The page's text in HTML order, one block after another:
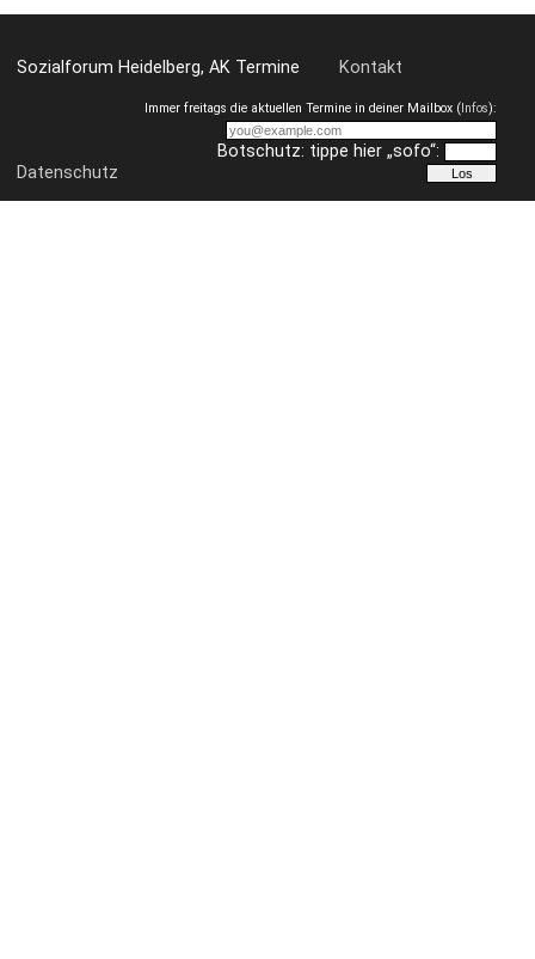
Sozialforum Heidelberg, AK Termine Kontakt
Datenschutz
Immer freitags die aktuellen Termine in deiner Mailbox (Infos):
Botschutz: tippe hier „sofo“: